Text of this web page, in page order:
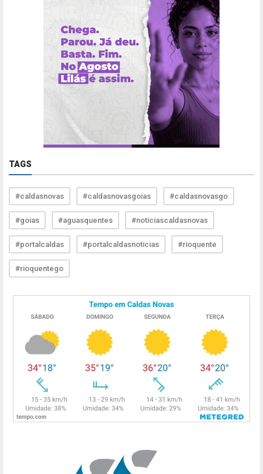
TAGS
#caldasnovas #caldasnovasgoias #caldasnovasgo
#goias #aguasquentes #noticiascaldasnovas
#portalcaldas #portalcaldasnoticias #rioquente
#rioquentego